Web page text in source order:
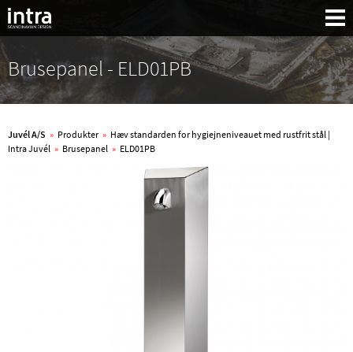
Brusepanel - ELD01PB
Juvél A/S » Produkter » Hæv standarden for hygiejneniveauet med rustfrit stål |
Intra Juvél » Brusepanel » ELD01PB